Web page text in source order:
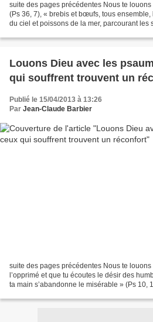
suite des pages précédentes Nous te louons
(Ps 36, 7), « brebis et bœufs, tous
du ciel et poissons de la mer, parcourant les
Louons Dieu avec les
qui souffrent trouvent un
Publié le 15/04/2013 à 13:26
Par Jean-Claude Barbier
suite des pages précédentes Nous te louons
l’opprimé et que tu écoutes le désir des
ta main s’abandonne le misérable » (Ps 10,